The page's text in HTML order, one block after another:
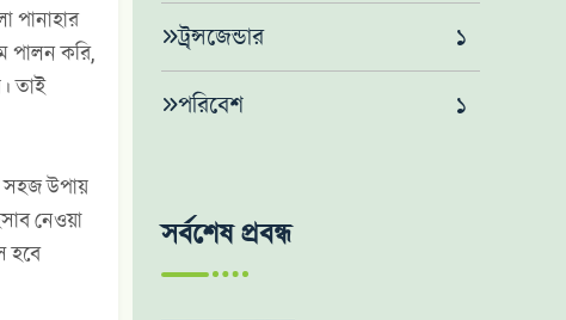
পানাহার
পালন করি,
তাই
সহজ উপায়
নেওয়া
হবে
ট্র্ন্সজেন্ডার ১
পরিবেশ ১
সর্বশেষ প্রবন্ধ